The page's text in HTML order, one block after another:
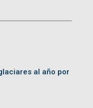
al año por